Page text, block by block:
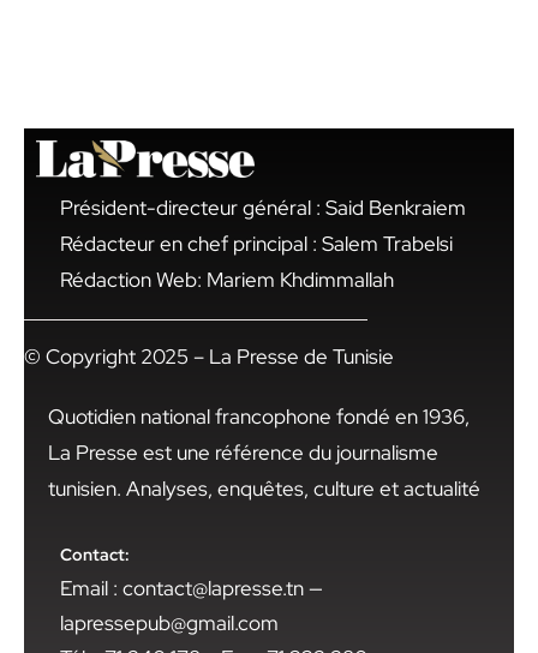
Président-directeur général : Said Benkraiem
Rédacteur en chef principal : Salem Trabelsi
Rédaction Web: Mariem Khdimmallah
© Copyright 2025 – La Presse de Tunisie
Quotidien national francophone fondé en 1936,
La Presse est une référence du journalisme
tunisien. Analyses, enquêtes, culture et actualité
Contact:
Email : contact@lapresse.tn —
lapressepub@gmail.com